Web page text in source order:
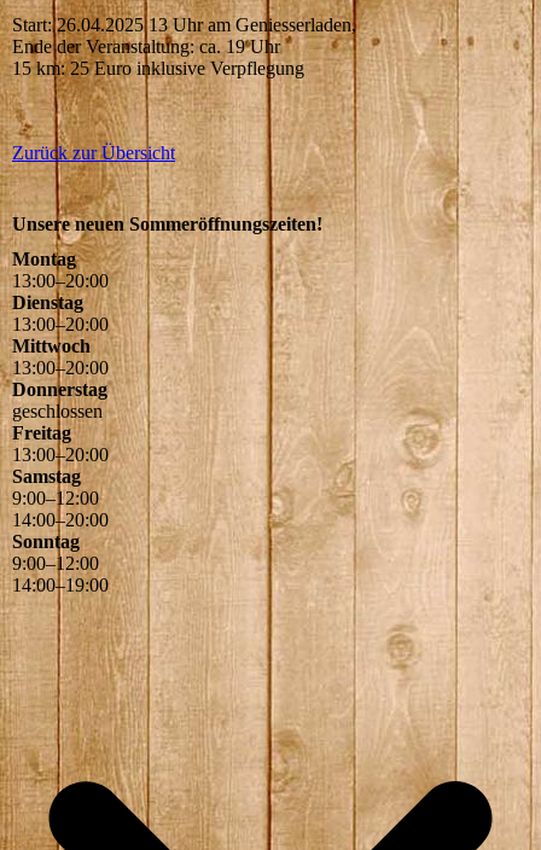
Start: 26.04.2025 13 Uhr am Geniesserladen,
Ende der Veranstaltung: ca. 19 Uhr
15 km: 25 Euro inklusive Verpflegung
Zurück zur Übersicht
Unsere neuen Sommeröffnungszeiten!
Montag
13:00–20:00
Dienstag
13:00–20:00
Mittwoch
13:00–20:00
Donnerstag
geschlossen
Freitag
13:00–20:00
Samstag
9:00–12:00
14:00–20:00
Sonntag
9:00–12:00
14:00–19:00